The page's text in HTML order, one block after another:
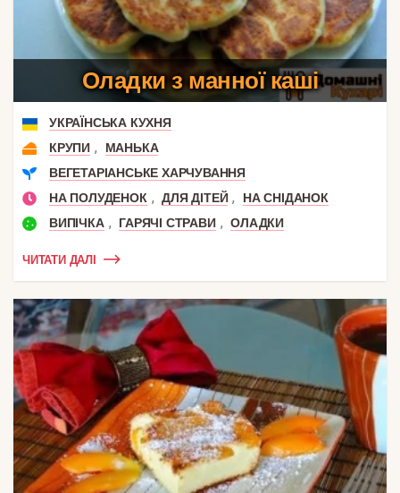
Оладки з манної каші
УКРАЇНСЬКА КУХНЯ
КРУПИ ,
МАНЬКА
ВЕГЕТАРІАНСЬКЕ ХАРЧУВАННЯ
НА ПОЛУДЕНОК , ДЛЯ ДІТЕЙ ,
НА СНІДАНОК
ВИПІЧКА , ГАРЯЧІ СТРАВИ , ОЛАДКИ
ЧИТАТИ ДАЛІ